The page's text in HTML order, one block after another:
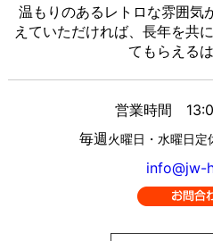
温もりのあるレトロな雰囲気
えていただければ、長年を共
てもらえるは
営業時間
毎週火曜日・水曜日定
info@jw-